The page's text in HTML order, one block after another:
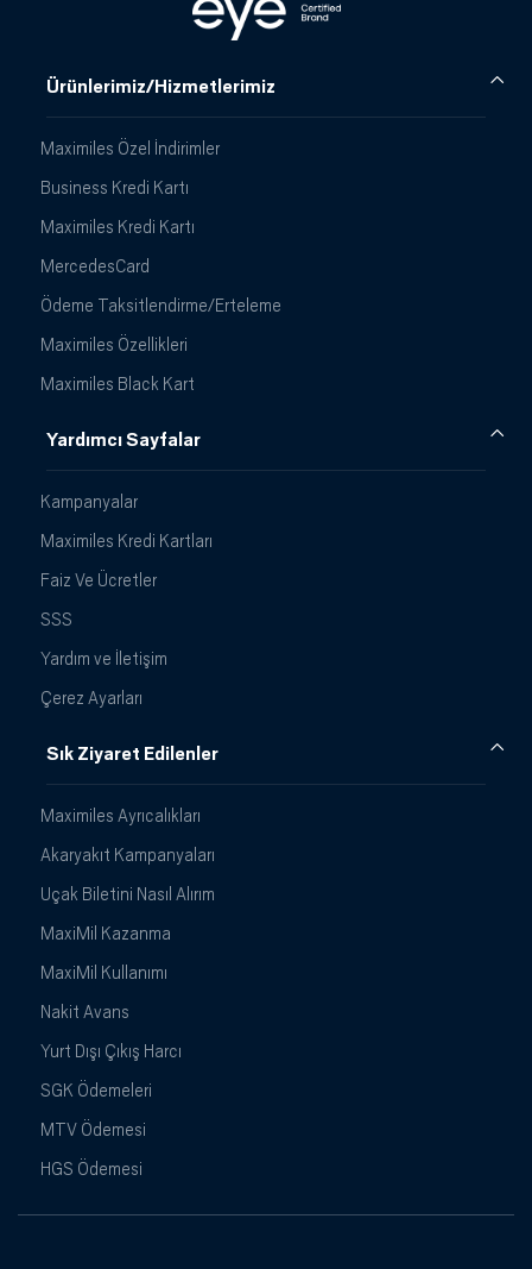
Ürünlerimiz/Hizmetlerimiz
Maximiles Özel İndirimler
Business Kredi Kartı
Maximiles Kredi Kartı
MercedesCard
Ödeme Taksitlendirme/Erteleme
Maximiles Özellikleri
Maximiles Black Kart
Yardımcı Sayfalar
Kampanyalar
Maximiles Kredi Kartları
Faiz Ve Ücretler
SSS
Yardım ve İletişim
Çerez Ayarları
Sık Ziyaret Edilenler
Maximiles Ayrıcalıkları
Akaryakıt Kampanyaları
Uçak Biletini Nasıl Alırım
MaxiMil Kazanma
MaxiMil Kullanımı
Nakit Avans
Yurt Dışı Çıkış Harcı
SGK Ödemeleri
MTV Ödemesi
HGS Ödemesi